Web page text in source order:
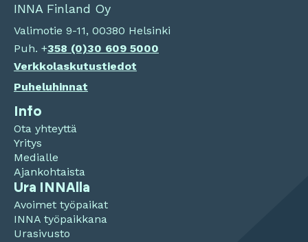
INNA Finland Oy
Valimotie 9-11, 00380 Helsinki
Puh. +358 (0)30 609 5000
Verkkolaskutustiedot
Puheluhinnat
Info
Ota yhteyttä
Yritys
Medialle
Ajankohtaista
Ura INNAlla
Avoimet työpaikat
INNA työpaikkana
Urasivusto